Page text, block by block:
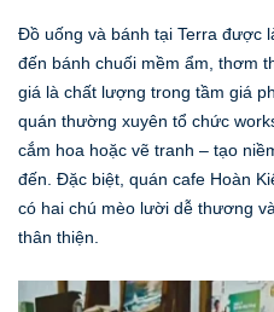
Đồ uống và bánh tại Terra được
đến bánh chuối mềm ẩm, thơm
giá là chất lượng trong tầm giá
quán thường xuyên tổ chức
cắm hoa hoặc vẽ tranh – tạo
đến. Đặc biệt, quán cafe Hoàn
có hai chú mèo lười dễ thương
thân thiện.